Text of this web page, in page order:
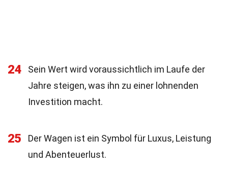
24
Sein Wert wird voraussichtlich im Laufe der
Jahre steigen, was ihn zu einer lohnenden
Investition macht.
25
Der Wagen ist ein Symbol für Luxus, Leistung
und Abenteuerlust.